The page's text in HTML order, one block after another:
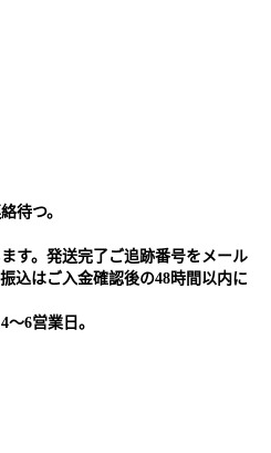
待つ。
す。発送完了ご追跡番号をメール
込はご入金確認後の48時間以内に
6営業日。